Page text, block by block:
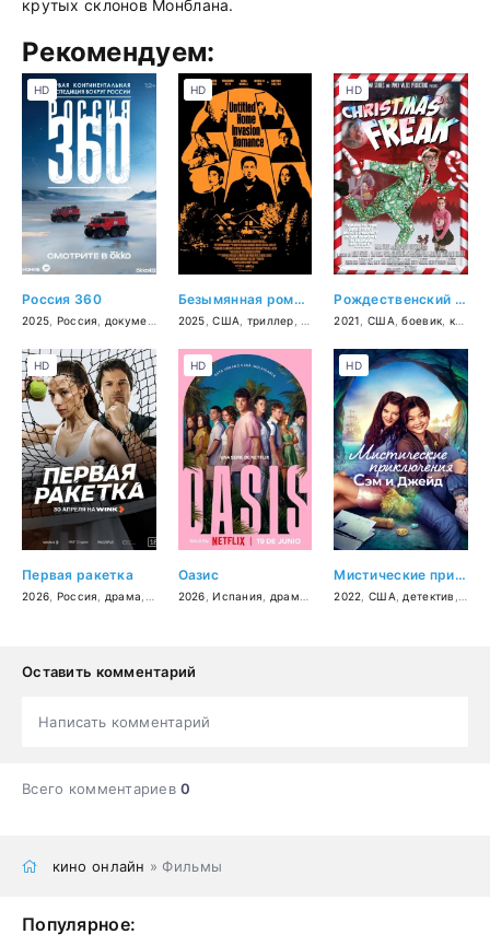
крутых склонов Монблана.
Рекомендуем:
Россия 360
2025 Россия документальный
HD
Безымянная романтическая история о вторжении в дом
2025 ,США триллер мелодрама ,комедия
HD
Рождественский чудак
2021 США ,боевик комедия
HD
Первая ракетка
2026 Россия драма спорт
HD
Оазис
2026 ,Испания драма криминал,детектив
HD
Мистические приключения Сэм и Джейд
2022 США детектив
HD
Оставить комментарий
Написать комментарий
Всего комментариев0
кино онлайн » Фильмы
Популярное: